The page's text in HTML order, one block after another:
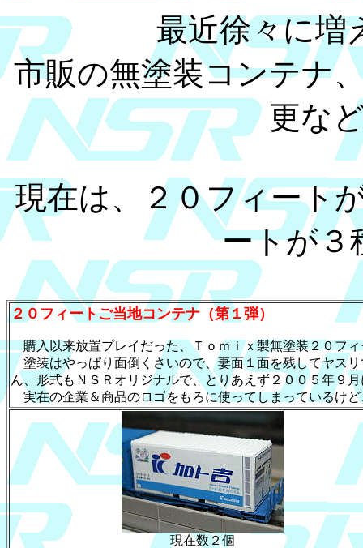
最近徐々に増
市販の無塗装コンテナ
更な
現在は、２０フィート
ートが３
２０フィートご当地コンテナ（第１弾）
購入以来放置プレイだった、Ｔｏｍｉｘ製無塗装２０フ
塗装はやっぱり面倒くさいので、妻面１面を残してヤス
ん、形式もＮＳＲオリジナルで、とりあえず２００５年９
実在の企業＆商品のロゴをもろに使ってしまっているけ
現在数２個